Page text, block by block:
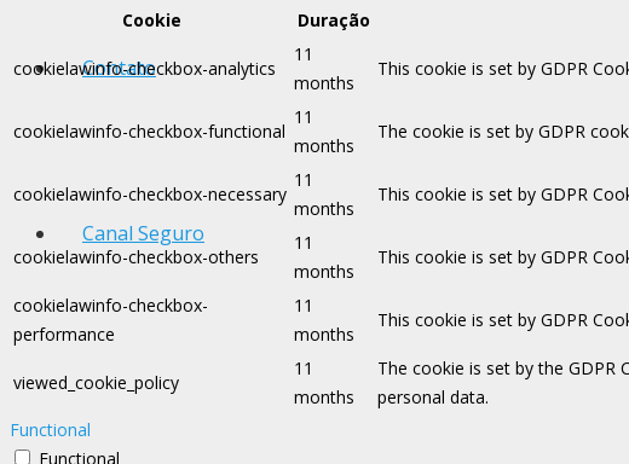
Contato
Canal Seguro
Cookie
Duração
cookielawinfo-checkbox-analytics
11
months
This cookie is set by GDPR
cookielawinfo-checkbox-functional
11
months
The cookie is set by GDPR
cookielawinfo-checkbox-necessary
11
months
This cookie is set by GDPR
cookielawinfo-checkbox-others
11
months
This cookie is set by GDPR
cookielawinfo-checkbox-
performance
11
months
This cookie is set by GDPR
viewed_cookie_policy
11
months
The cookie is set by the
personal data.
Functional
Functional